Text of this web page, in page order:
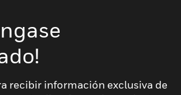
recibir información exclusiva de